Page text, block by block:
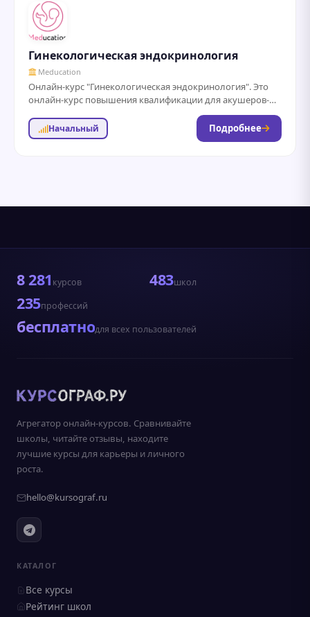
Гинекологическая эндокринология
Meducation
Онлайн-курс "Гинекологическая эндокринология". Это
онлайн-курс повышения квалификации для акушеров-
гинекологов по гинекологической эндокринологии.
Программа предоставляет актуальные, основанные на
доказательной медицине знания. Обучение...
Начальный Подробнее
8 281 курсов 483школ
235профессий
бесплатнодля всех пользователей
Агрегатор онлайн-курсов. Сравнивайте
школы, читайте отзывы, находите
лучшие курсы для карьеры и личного
роста.
hello@kursograf.ru
КАТАЛОГ
Все курсы
Рейтинг школ